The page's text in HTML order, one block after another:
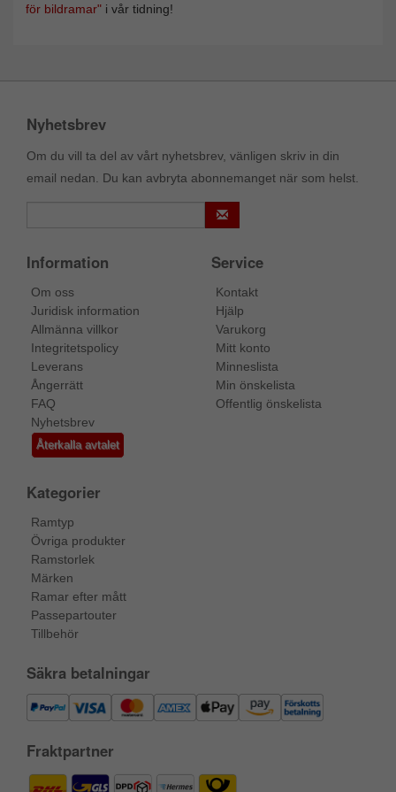
för bildramar" i vår tidning!
Nyhetsbrev
Om du vill ta del av vårt nyhetsbrev, vänligen skriv in din
email nedan. Du kan avbryta abonnemanget när som helst.
Information
Om oss
Juridisk information
Allmänna villkor
Integritetspolicy
Leverans
Ångerrätt
FAQ
Nyhetsbrev
Återkalla avtalet
Service
Kontakt
Hjälp
Varukorg
Mitt konto
Minneslista
Min önskelista
Offentlig önskelista
Kategorier
Ramtyp
Övriga produkter
Ramstorlek
Märken
Ramar efter mått
Passepartouter
Tillbehör
Säkra betalningar
Fraktpartner